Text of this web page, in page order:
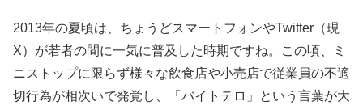
2013年の夏頃は、ちょうどスマートフォンやTwitter（現
X）が若者の間に一気に普及した時期ですね。この頃、ミ
ニストップに限らず様々な飲食店や小売店で従業員の不適
切行為が相次いで発覚し、「バイトテロ」という言葉が大